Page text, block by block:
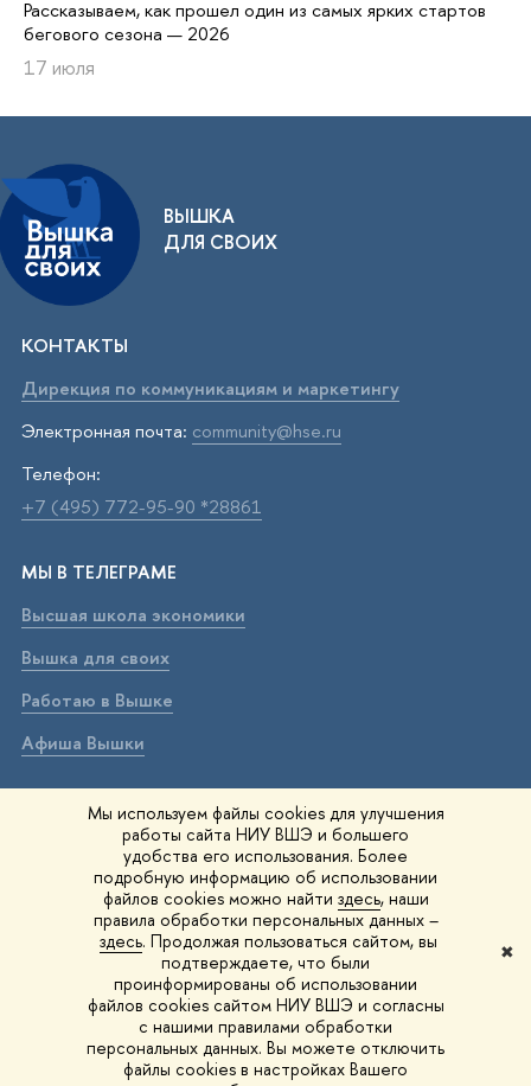
Мы используем файлы cookies для улучшения
работы сайта НИУ ВШЭ и большего
удобства его использования. Более
подробную информацию об использовании
файлов cookies можно найти здесь, наши
правила обработки персональных данных –
здесь. Продолжая пользоваться сайтом, вы
подтверждаете, что были
проинформированы об использовании
файлов cookies сайтом НИУ ВШЭ и согласны
с нашими правилами обработки
персональных данных. Вы можете отключить
файлы cookies в настройках Вашего
✖
Рассказываем, как прошел один из самых ярких стартов
бегового сезона — 2026
17 июля
ВЫШКА
ДЛЯ СВОИХ
КОНТАКТЫ
Дирекция по коммуникациям и маркетингу
Электронная почта: community@hse.ru
Телефон:
+7 (495) 772-95-90 *28861
МЫ В ТЕЛЕГРАМЕ
Высшая школа экономики
Вышка для своих
Работаю в Вышке
Афиша Вышки
ВЫШКА В МАХ
Высшая школа экономики
Вышка для своих
Работаю в Вышке
Афиша Вышки
Вышка IQ
© 1993–2026 НИУ ВШЭ